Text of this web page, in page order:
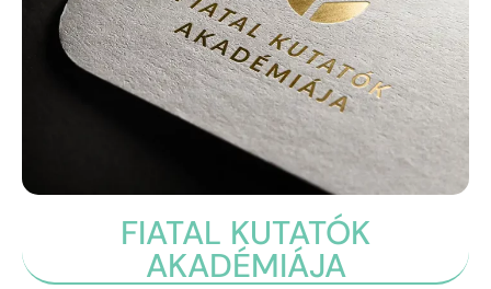
FIATAL KUTATÓK
AKADÉMIÁJA